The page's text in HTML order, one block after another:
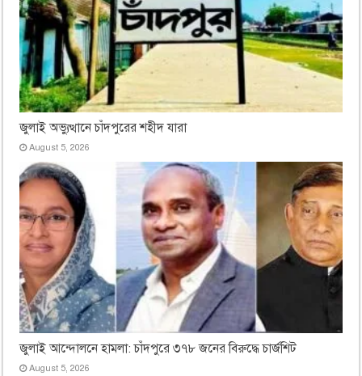
জুলাই অভ্যুত্থানে চাঁদপুরের শহীদ যারা
August 5, 2026
জুলাই আন্দোলনে হামলা: চাঁদপুরে ৩৭৮ জনের বিরুদ্ধে চার্জশিট
August 5, 2026